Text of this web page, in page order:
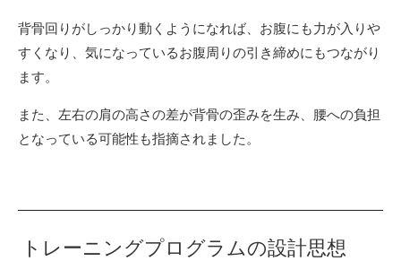
背骨回りがしっかり動くようになれば、お腹にも力が入りや
すくなり、気になっているお腹周りの引き締めにもつながり
ます。
また、左右の肩の高さの差が背骨の歪みを生み、腰への負担
となっている可能性も指摘されました。
トレーニングプログラムの設計思想